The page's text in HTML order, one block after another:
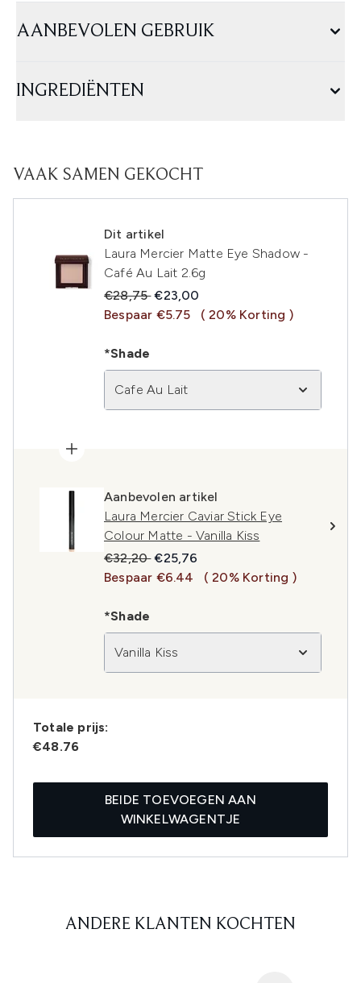
AANBEVOLEN GEBRUIK
INGREDIËNTEN
VAAK SAMEN GEKOCHT
Dit artikel
Laura Mercier Matte Eye Shadow -
Café Au Lait 2.6g
Recommended Retail Price:
€28,75Huidige prijs:
€23,00
Bespaar €5.75
( 20% Korting )
*Shade
Cafe Au Lait
Aanbevolen artikel
Laura Mercier Caviar Stick Eye
Colour Matte - Vanilla Kiss
Recommended Retail Price:
€32,20Huidige prijs:
€25,76
Bespaar €6.44
( 20% Korting )
*Shade
Vanilla Kiss
Totale prijs:
€48.76
BEIDE TOEVOEGEN AAN
WINKELWAGENTJE
ANDERE KLANTEN KOCHTEN